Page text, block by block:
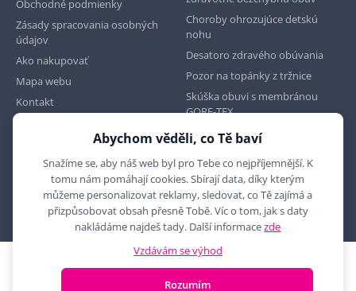
Obchodné podmienky
Zásady spracovania osobných
údajov
Ako nakupovať
Mapa webu
Kontakt
Choroby ohrozujúce detskú
nohu
Desatoro zdravého obúvania
Pozor na topánky z tržnice
Skúška obuvi s membránou
GORE-TEX
2010 - 2026 © MYRON MAXX, s.r.o., všechna práva vyhrazena
Abychom věděli, co Tě baví
Snažíme se, aby náš web byl pro Tebe co nejpříjemnější. K
tomu nám pomáhají cookies. Sbírají data, díky kterým
můžeme personalizovat reklamy, sledovat, co Tě zajímá a
přizpůsobovat obsah přesně Tobě. Víc o tom, jak s daty
nakládáme najdeš tady. Další informacezde
Vzdávám se výhod
Rozumím